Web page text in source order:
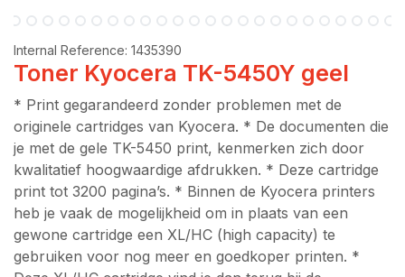
Internal Reference: 1435390
Toner Kyocera TK-5450Y geel
* Print gegarandeerd zonder problemen met de
originele cartridges van Kyocera. * De documenten die
je met de gele TK-5450 print, kenmerken zich door
kwalitatief hoogwaardige afdrukken. * Deze cartridge
print tot 3200 pagina’s. * Binnen de Kyocera printers
heb je vaak de mogelijkheid om in plaats van een
gewone cartridge een XL/HC (high capacity) te
gebruiken voor nog meer en goedkoper printen. *